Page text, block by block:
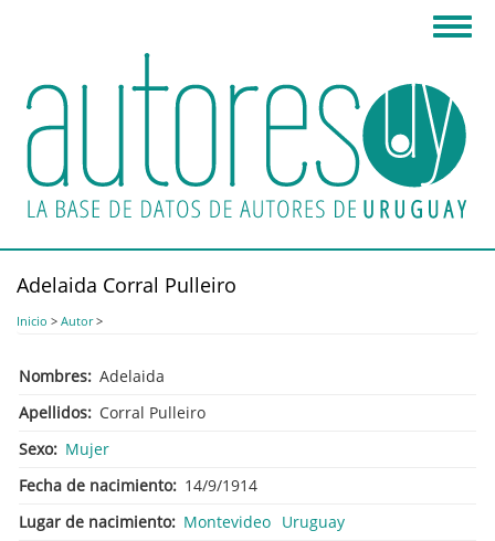
principal
Adelaida Corral Pulleiro
Inicio > Autor>
Nombres Adelaida
Apellidos
Corral Pulleiro
Sexo
Mujer
Fecha de nacimiento
14/9/1914
Lugar de nacimiento
Montevideo Uruguay